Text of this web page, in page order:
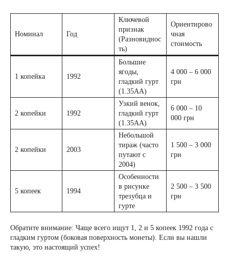
Номинал Год
Ключевой
признак
(Разновиднос
ть)
Ориентирово
чная
стоимость
1 копейка 1992
Большие
ягоды,
гладкий гурт
(1.35АА)
4 000 – 6 000
грн
2 копейки 1992
Узкий венок,
гладкий гурт
(1.35АА)
6 000 – 10
000 грн
2 копейки 2003
Небольшой
тираж (часто
путают с
2004)
1 500 – 3 000
грн
5 копеек 1994
Особенности
в рисунке
трезубца и
гурте
2 500 – 3 500
грн
Обратите внимание: Чаще всего ищут 1, 2 и 5 копеек 1992 года с
гладким гуртом (боковая поверхность монеты). Если вы нашли
такую, это настоящий успех!